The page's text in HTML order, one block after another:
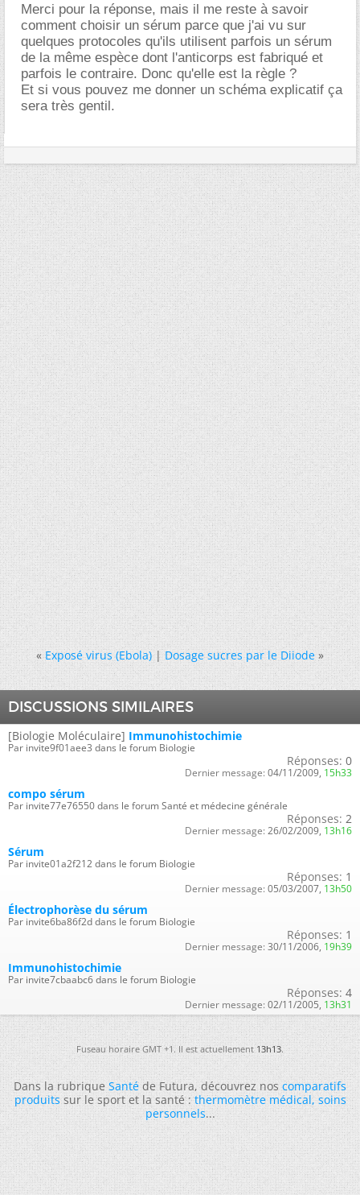
Merci pour la réponse, mais il me reste à savoir
comment choisir un sérum parce que j'ai vu sur
quelques protocoles qu'ils utilisent parfois un sérum
de la même espèce dont l'anticorps est fabriqué et
parfois le contraire. Donc qu'elle est la règle ?
Et si vous pouvez me donner un schéma explicatif ça
sera très gentil.
« Exposé virus (Ebola)|Dosage sucres par le Diiode »
DISCUSSIONS SIMILAIRES
[Biologie Moléculaire] Immunohistochimie
Par invite9f01aee3 dans le forum Biologie
Réponses: 0
Dernier message: 04/11/2009, 15h33
compo sérum
Par invite77e76550 dans le forum Santé et médecine générale
Réponses: 2
Dernier message: 26/02/2009, 13h16
Sérum
Par invite01a2f212 dans le forum Biologie
Réponses: 1
Dernier message: 05/03/2007, 13h50
Électrophorèse du sérum
Par invite6ba86f2d dans le forum Biologie
Réponses: 1
Dernier message: 30/11/2006, 19h39
Immunohistochimie
Par invite7cbaabc6 dans le forum Biologie
Réponses: 4
Dernier message: 02/11/2005, 13h31
Fuseau horaire GMT +1. Il est actuellement 13h13.
Dans la rubriqueSantéde Futura, découvrez noscomparatifs
produitssur le sport et la santé :thermomètre médical,soins
personnels...